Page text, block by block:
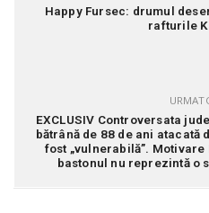
Happy Fursec: drumul
rafturile
EXCLUSIV Controversata
bătrână de 88 de ani
fost „vulnerabilă”. Motivare
bastonul nu reprezintă o